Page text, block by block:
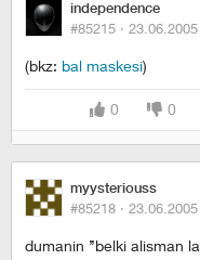
independence
#85215 ·
(bkz: bal maskesi)
0 0
myysteriouss
#85218 ·
dumanin ’’belki alisman